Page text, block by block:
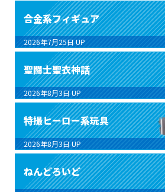
合金系フィギュア
2026年7月25日 UP
聖闘士聖衣神話
2026年8月3日 UP
特撮ヒーロー系玩具
2026年8月3日 UP
ねんどろいど